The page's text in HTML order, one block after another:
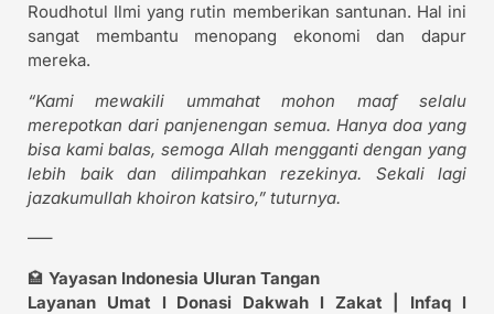
Roudhotul Ilmi yang rutin memberikan santunan. Hal ini
sangat membantu menopang ekonomi dan dapur
mereka.
“Kami mewakili ummahat mohon maaf selalu
merepotkan dari panjenengan semua. Hanya doa yang
bisa kami balas, semoga Allah mengganti dengan yang
lebih baik dan dilimpahkan rezekinya. Sekali lagi
jazakumullah khoiron katsiro,” tuturnya.
—–
🏩 Yayasan Indonesia Uluran Tangan
Layanan Umat l Donasi Dakwah l Zakat | Infaq l